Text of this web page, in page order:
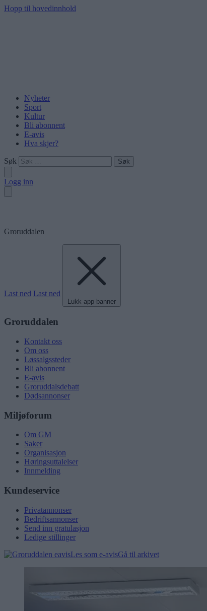
Hopp til hovedinnhold
Nyheter
Sport
Kultur
Bli abonnent
E-avis
Hva skjer?
Søk
Logg inn
Groruddalen
Last ned Last ned
Lukk app-banner
Groruddalen
Kontakt oss
Om oss
Løssalgssteder
Bli abonnent
E-avis
Groruddalsdebatt
Dødsannonser
Miljøforum
Om GM
Saker
Organisasjon
Høringsuttalelser
Innmelding
Kundeservice
Privatannonser
Bedriftsannonser
Send inn gratulasjon
Ledige stillinger
Les som e-avisGå til arkivet